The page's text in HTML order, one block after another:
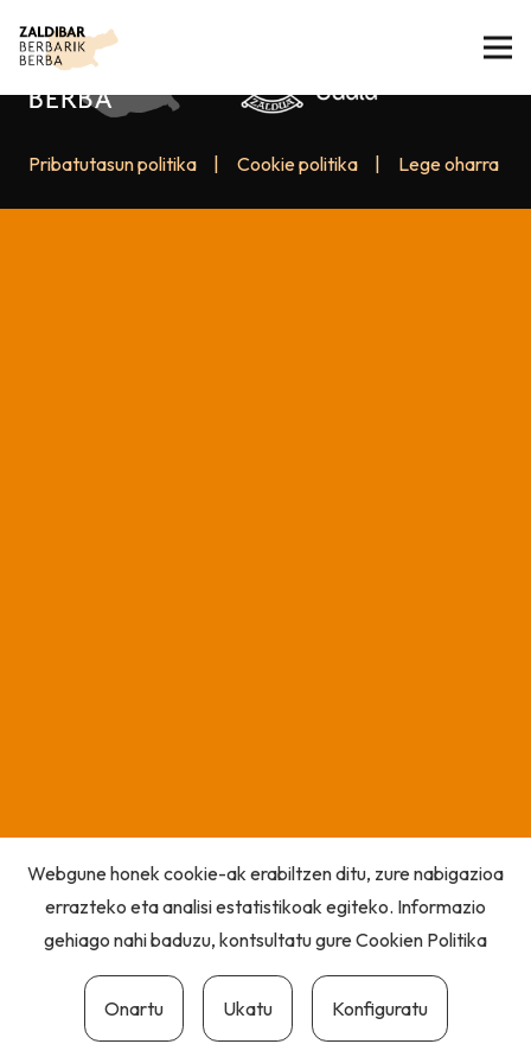
Pribatutasun politika Cookie politika Lege oharra
Webgune honek cookie-ak erabiltzen ditu, zure nabigazioa
errazteko eta analisi estatistikoak egiteko. Informazio
gehiago nahi baduzu, kontsultatu gureCookien Politika
Onartu Ukatu Konfiguratu